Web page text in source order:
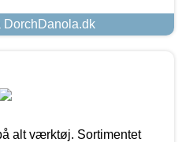
DorchDanola.dk
alt værktøj. Sortimentet